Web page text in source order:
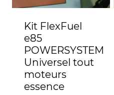
Kit FlexFuel
e85
POWERSYSTEM
Universel tout
moteurs
essence